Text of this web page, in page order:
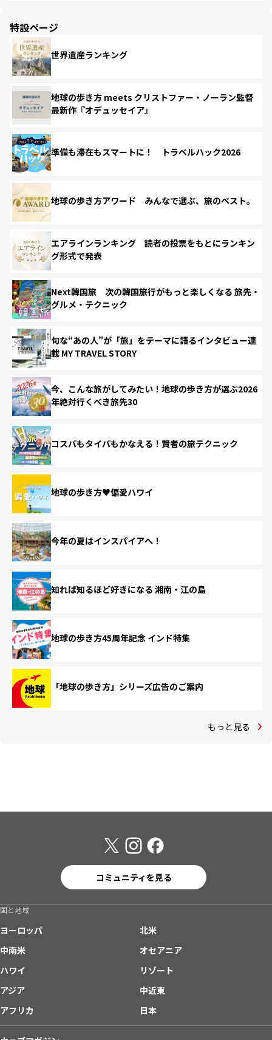
特設ページ
世界遺産ランキング
地球の歩き方 meets クリストファー・ノーラン監督
最新作『オデュッセイア』
準備も滞在もスマートに！ トラベルハック2026
地球の歩き方アワード みんなで選ぶ、旅のベスト。
エアラインランキング 読者の投票をもとにランキン
グ形式で発表
Next韓国旅 次の韓国旅行がもっと楽しくなる 旅先・
グルメ・テクニック
旬な“あの人”が「旅」をテーマに語るインタビュー連
載 MY TRAVEL STORY
今、こんな旅がしてみたい！地球の歩き方が選ぶ2026
年絶対行くべき旅先30
コスパもタイパもかなえる！賢者の旅テクニック
地球の歩き方♥偏愛ハワイ
今年の夏はインスパイアへ！
知れば知るほど好きになる 湘南・江の島
地球の歩き方45周年記念 インド特集
「地球の歩き方」シリーズ広告のご案内
もっと見る
コミュニティを見る
国と地域
ヨーロッパ
北米
中南米
オセアニア
ハワイ
リゾート
アジア
中近東
アフリカ
日本